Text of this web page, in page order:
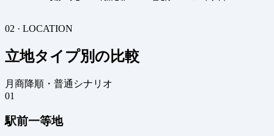
02 · LOCATION
立地タイプ別の比較
月商降順・普通シナリオ
01
駅前一等地